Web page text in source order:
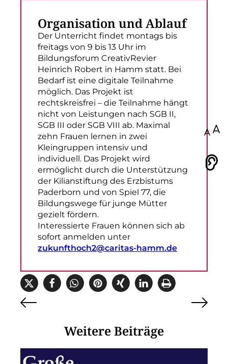
Organisation und Ablauf
Der Unterricht findet montags bis
freitags von 9 bis 13 Uhr im
Bildungsforum CreativRevier
Heinrich Robert in Hamm statt. Bei
Bedarf ist eine digitale Teilnahme
möglich. Das Projekt ist
rechtskreisfrei – die Teilnahme hängt
nicht von Leistungen nach SGB II,
SGB III oder SGB VIII ab. Maximal
zehn Frauen lernen in zwei
Kleingruppen intensiv und
individuell. Das Projekt wird
ermöglicht durch die Unterstützung
der Kilianstiftung des Erzbistums
Paderborn und von Spiel 77, die
Bildungswege für junge Mütter
gezielt fördern.
Interessierte Frauen können sich ab
sofort anmelden unter
zukunfthoch2@caritas-hamm.de
Weitere Beiträge
100
Vorlesen